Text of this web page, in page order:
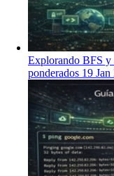
Explorando BFS y
ponderados 19 Jan